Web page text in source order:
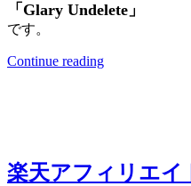
「Glary Undelete」
です。
Continue reading
楽天アフィリエイ